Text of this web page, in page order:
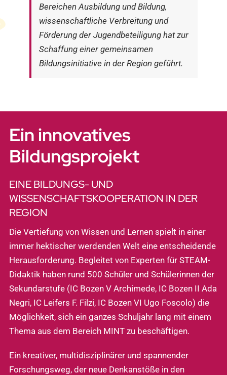
Bereichen Ausbildung und Bildung,
wissenschaftliche Verbreitung und
Förderung der Jugendbeteiligung hat zur
Schaffung einer gemeinsamen
Bildungsinitiative in der Region geführt.
Ein innovatives
Bildungsprojekt
EINE BILDUNGS- UND
WISSENSCHAFTSKOOPERATION IN DER
REGION
Die Vertiefung von Wissen und Lernen spielt in einer
immer hektischer werdenden Welt eine entscheidende
Herausforderung. Begleitet von Experten für STEAM-
Didaktik haben rund 500 Schüler und Schülerinnen der
Sekundarstufe (IC Bozen V Archimede, IC Bozen II Ada
Negri, IC Leifers F. Filzi, IC Bozen VI Ugo Foscolo) die
Möglichkeit, sich ein ganzes Schuljahr lang mit einem
Thema aus dem Bereich MINT zu beschäftigen.
Ein kreativer, multidisziplinärer und spannender
Forschungsweg, der neue Denkanstöße in den